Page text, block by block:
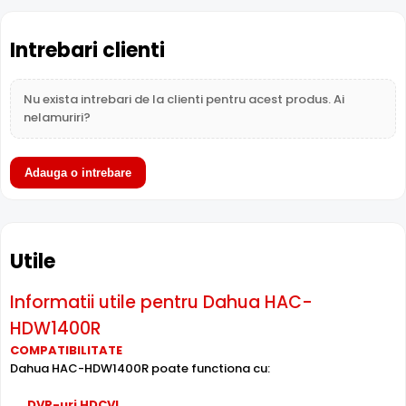
BLC (Compensare Lumina)
(Backlight Compensation) cu care este
dotata camera Dahua HAC-HDW1400R, permite ca
obiectele aflate pe un fundal foarte luminos (de exemplu,
in dreptul unei ferestre sau a unei usi de acces) sa fie
Intrebari clienti
Nu exista intrebari de la clienti pentru acest produs. Ai
nelamuriri?
Adauga o intrebare
Utile
Informatii utile pentru Dahua HAC-
HDW1400R
COMPATIBILITATE
Dahua HAC-HDW1400R poate functiona cu: